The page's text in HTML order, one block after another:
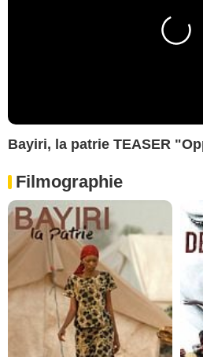
Bayiri, la patrie TEASER
Filmographie